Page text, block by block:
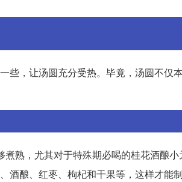
些，让汤圆充分受热。毕竟，汤圆不仅
熟，尤其对于特殊期必喝的桂花酒酿小
酒酿、红枣、枸杞和干果等，这样才能